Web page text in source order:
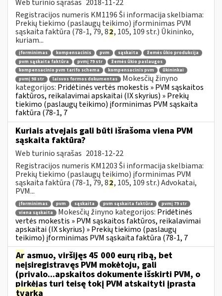
Web turinio sąrašas 2018-11-22
Registracijos numeris KM1196 Ši informacija skelbiama:
Prekių tiekimo (paslaugų teikimo) įforminimas PVM
sąskaita faktūra (78-1, 79, 82, 105, 109 str.) Ūkininko,
kuriam...
įforminimas kompensacinis pvm sąskaita
žemės ūkio produkcija
pvm sąskaita faktūra
pvmį 79 str
žemės ūkio paslaugos
kompensacinio pvm tarifo schema
kompensacinis pvm
ūkininkai
pvmį 98 str
laisvos formos dokumentas
Mokesčių žinyno
kategorijos: Pridėtinės vertės mokestis » PVM sąskaitos
faktūros, reikalavimai apskaitai (IX skyrius) » Prekių
tiekimo (paslaugų teikimo) įforminimas PVM sąskaita
faktūra (78-1, 7
Kuriais atvejais gali būti išrašoma viena PVM
sąskaita faktūra?
Web turinio sąrašas 2018-12-22
Registracijos numeris KM1203 Ši informacija skelbiama:
Prekių tiekimo (paslaugų teikimo) įforminimas PVM
sąskaita faktūra (78-1, 79, 82, 105, 109 str.) Advokatai,
PVM...
įforminimas pvm sąskaita pvm sąskaita faktūra
pvmį 79 str
viena sąskaita
Mokesčių žinyno kategorijos: Pridėtinės
vertės mokestis » PVM sąskaitos faktūros, reikalavimai
apskaitai (IX skyrius) » Prekių tiekimo (paslaugų
teikimo) įforminimas PVM sąskaita faktūra (78-1, 7
Ar asmuo, viršijęs 45 000 eurų ribą, bet
neįsiregistravęs PVM mokėtoju, gali
(privalo...apskaitos dokumente išskirti PVM, o
pirkėjas turi teisę tokį PVM atskaityti įprasta
tvarka